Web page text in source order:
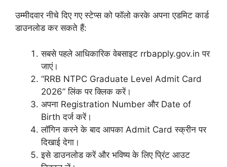
उम्मीदवार नीचे दिए गए स्टेप्स को फॉलो करके अपना एडमिट कार्ड
डाउनलोड कर सकते हैं:
सबसे पहले आधिकारिक वेबसाइट rrbapply.gov.in पर
जाएं।
“RRB NTPC Graduate Level Admit Card
2026” लिंक पर क्लिक करें।
अपना Registration Number और Date of
Birth दर्ज करें।
लॉगिन करने के बाद आपका Admit Card स्क्रीन पर
दिखाई देगा।
इसे डाउनलोड करें और भविष्य के लिए प्रिंट आउट